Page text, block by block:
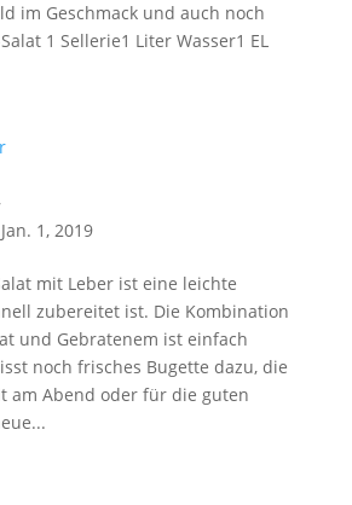
im Geschmack und auch noch
1 Sellerie1 Liter Wasser1 EL
Jan. 1, 2019
mit Leber ist eine leichte
zubereitet ist. Die Kombination
und Gebratenem ist einfach
noch frisches Bugette dazu, die
am Abend oder für die guten